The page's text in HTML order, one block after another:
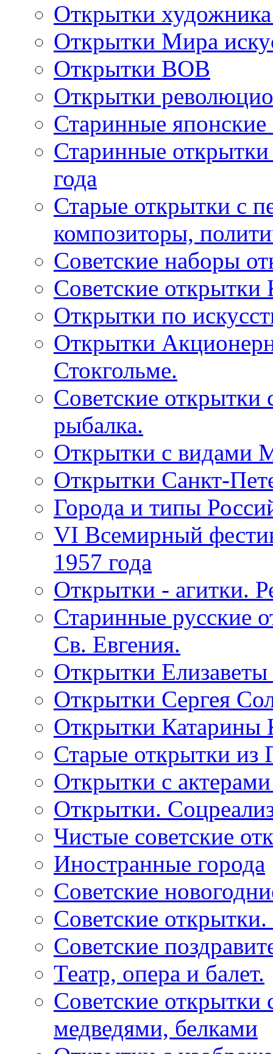
Открытки
Открытки Мира
Открытки ВОВ
Открытки
Старинные
Старинные
года
Старые открытки с
композиторы,
Советские наборы
Советские открытки
Открытки по
Открытки
Стокгольме.
Советские открытки
рыбалка.
Открытки с видами
Открытки Санкт-
Города и типы
VI Всемирный
1957 года
Открытки - агитки.
Старинные русские
Св. Евгения.
Открытки
Открытки Сергея
Открытки
Старые открытки из
Открытки с
Открытки.
Чистые советские
Иностранные города
Советские
Советские
Советские
Театр, опера и балет.
Советские открытки
медведями, белками